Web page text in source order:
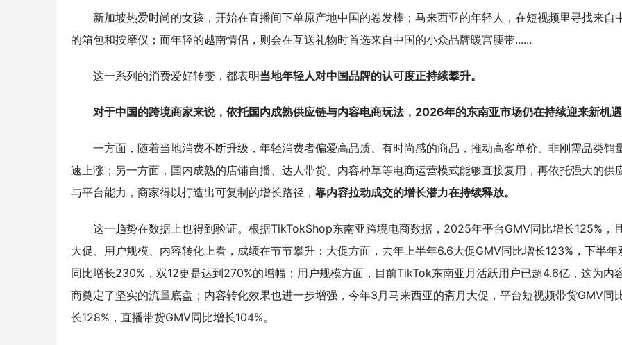
新加坡热爱时尚的女孩，开始在直播间下单原产地中国的卷发棒；马来西亚的年轻人，在短视频里寻找来自
的箱包和按摩仪；而年轻的越南情侣，则会在互送礼物时首选来自中国的小众品牌暖宫腰带......
这一系列的消费爱好转变，都表明当地年轻人对中国品牌的认可度正持续攀升。
对于中国的跨境商家来说，依托国内成熟供应链与内容电商玩法，2026年的东南亚市场仍在持续迎来新机遇
一方面，随着当地消费不断升级，年轻消费者偏爱高品质、有时尚感的商品，推动高客单价、非刚需品类销
速上涨；另一方面，国内成熟的店铺自播、达人带货、内容种草等电商运营模式能够直接复用，再依托强大的供
与平台能力，商家得以打造出可复制的增长路径， 靠内容拉动成交的增长潜力在持续释放。
这一趋势在数据上也得到验证。根据TikTokShop东南亚跨境电商数据，2025年平台GMV同比增长125%，
大促、用户规模、内容转化上看，成绩在节节攀升：大促方面，去年上半年6.6大促GMV同比增长123%，下半年
同比增长230%，双12更是达到270%的增幅；用户规模方面，目前TikTok东南亚月活跃用户已超4.6亿，这为内
商奠定了坚实的流量底盘；内容转化效果也进一步增强，今年3月马来西亚的斋月大促，平台短视频带货GMV同
长128%，直播带货GMV同比增长104%。